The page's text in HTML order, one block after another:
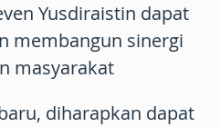
Yusdiraistin dapat
membangun sinergi
masyarakat
diharapkan dapat